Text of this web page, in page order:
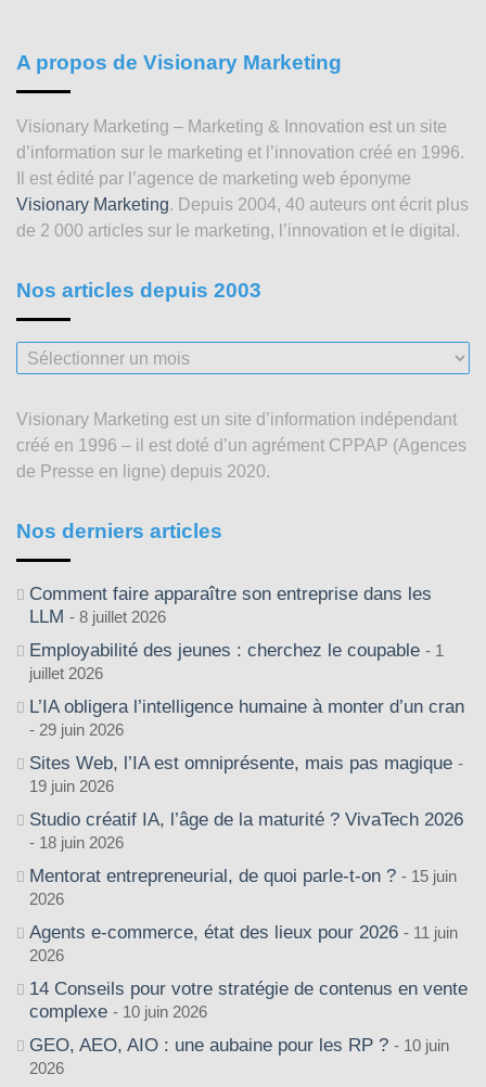
A propos de Visionary Marketing
Visionary Marketing – Marketing & Innovation est un site
d’information sur le marketing et l’innovation créé en 1996.
Il est édité par l’agence de marketing web éponyme
Visionary Marketing. Depuis 2004, 40 auteurs ont écrit plus
de 2 000 articles sur le marketing, l’innovation et le digital.
Nos articles depuis 2003
Nos
articles
2003
Visionary Marketing est un site d’information indépendant
créé en 1996 – il est doté d’un agrément CPPAP (Agences
de Presse en ligne) depuis 2020.
Nos derniers articles
Comment faire apparaître son entreprise dans les
LLM
8 juillet 2026
Employabilité des jeunes : cherchez le coupable
1
juillet 2026
L’IA obligera l’intelligence humaine à monter d’un cran
29 juin 2026
Sites Web, l’IA est omniprésente, mais pas magique
19 juin 2026
Studio créatif IA, l’âge de la maturité ? VivaTech 2026
18 juin 2026
Mentorat entrepreneurial, de quoi parle-t-on ?
15 juin
2026
Agents e-commerce, état des lieux pour 2026
11 juin
2026
14 Conseils pour votre stratégie de contenus en vente
complexe
10 juin 2026
GEO, AEO, AIO : une aubaine pour les RP ?
10 juin
2026